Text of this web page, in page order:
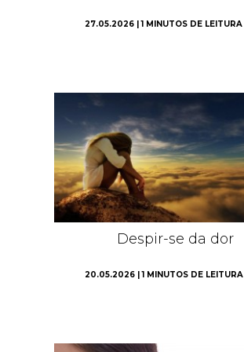
27.05.2026 | 1 MINUTOS DE LEITURA
Despir-se da dor
20.05.2026 | 1 MINUTOS DE LEITURA